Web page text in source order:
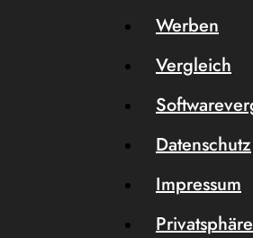
Werben
Vergleich
Datenschutz
Impressum
Privatsphäre